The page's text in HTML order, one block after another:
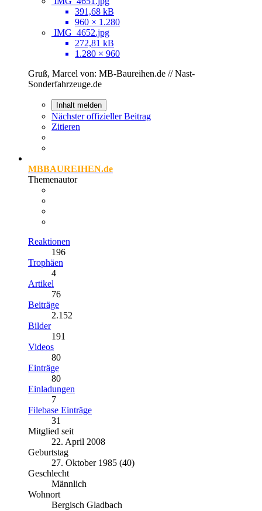
391,68 kB
960 × 1.280
IMG_4652.jpg
272,81 kB
1.280 × 960
Gruß, Marcel von: MB-Baureihen.de // Nast-
Sonderfahrzeuge.de
Inhalt melden
Nächster offizieller Beitrag
Zitieren
MBBAUREIHEN.de
Themenautor
Reaktionen
196
Trophäen
4
Artikel
76
Beiträge
2.152
Bilder
191
Videos
80
Einträge
80
Einladungen
7
Filebase Einträge
31
Mitglied seit
22. April 2008
Geburtstag
27. Oktober 1985 (40)
Geschlecht
Männlich
Wohnort
Bergisch Gladbach